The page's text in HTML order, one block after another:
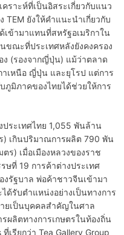
ราะห์ที่เป็นอิสระเกี่ยวกับแนว
TEM ยังให้คำแนะนำเกี่ยวกับ
เข้ามาแทนที่สหรัฐอเมริกาใน
ขณะที่ประเทศหลังยังคงครอง
(รองจากญี่ปุ่น) แม้ว่าตลาด
าเหนือ ญี่ปุ่น และยุโรป แต่การ
ภูมิภาคของไทยได้ช่วยให้การ
ระเทศไทย 1,055 พันล้าน
) เกินปริมาณการผลิต 790 พัน
ร) เมื่อเมืองหลวงของราช
ษที่ 19 การค้าต่างประเทศ
รัฐบาล พ่อค้าชาวจีนเข้ามา
ด้รับตำแหน่งอย่างเป็นทางการ
ยเป็นบุคคลสำคัญในศาล
ผลิตทางการเกษตรในท้องถิ่น
เรียกว่า Tea Gallery Group